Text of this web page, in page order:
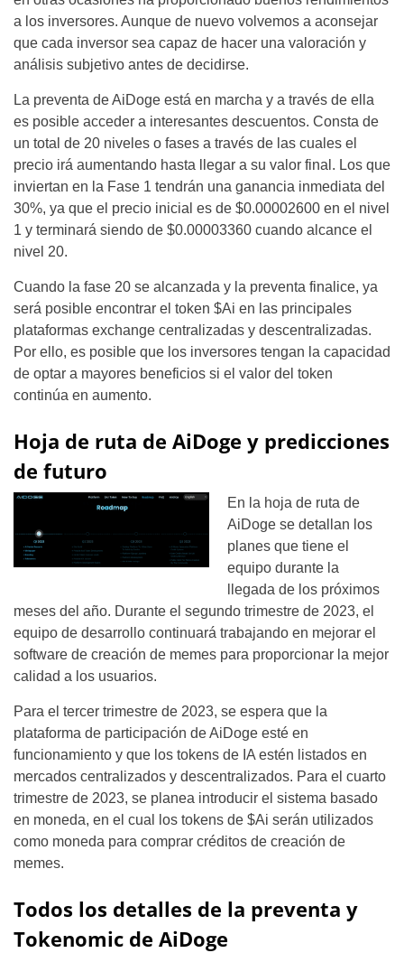
a los inversores. Aunque de nuevo volvemos a aconsejar
que cada inversor sea capaz de hacer una valoración y
análisis subjetivo antes de decidirse.
La preventa de AiDoge está en marcha y a través de ella
es posible acceder a interesantes descuentos. Consta de
un total de 20 niveles o fases a través de las cuales el
precio irá aumentando hasta llegar a su valor final. Los que
inviertan en la Fase 1 tendrán una ganancia inmediata del
30%, ya que el precio inicial es de $0.00002600 en el nivel
1 y terminará siendo de $0.00003360 cuando alcance el
nivel 20.
Cuando la fase 20 se alcanzada y la preventa finalice, ya
será posible encontrar el token $Ai en las principales
plataformas exchange centralizadas y descentralizadas.
Por ello, es posible que los inversores tengan la capacidad
de optar a mayores beneficios si el valor del token
continúa en aumento.
Hoja de ruta de AiDoge y predicciones
de futuro
En la hoja de ruta de
AiDoge se detallan los
planes que tiene el
equipo durante la
llegada de los próximos
meses del año. Durante el segundo trimestre de 2023, el
equipo de desarrollo continuará trabajando en mejorar el
software de creación de memes para proporcionar la mejor
calidad a los usuarios.
Para el tercer trimestre de 2023, se espera que la
plataforma de participación de AiDoge esté en
funcionamiento y que los tokens de IA estén listados en
mercados centralizados y descentralizados. Para el cuarto
trimestre de 2023, se planea introducir el sistema basado
en moneda, en el cual los tokens de $Ai serán utilizados
como moneda para comprar créditos de creación de
memes.
Todos los detalles de la preventa y
Tokenomic de AiDoge